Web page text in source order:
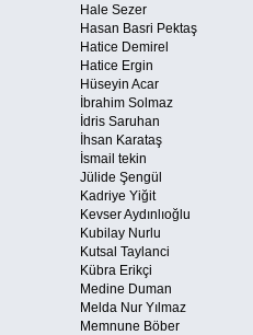
Hale Sezer
Hasan Basri Pektaş
Hatice Demirel
Hatice Ergin
Hüseyin Acar
İbrahim Solmaz
İdris Saruhan
İhsan Karataş
İsmail tekin
Jülide Şengül
Kadriye Yiğit
Kevser Aydınlıoğlu
Kubilay Nurlu
Kutsal Taylanci
Kübra Erikçi
Medine Duman
Melda Nur Yılmaz
Memnune Böber